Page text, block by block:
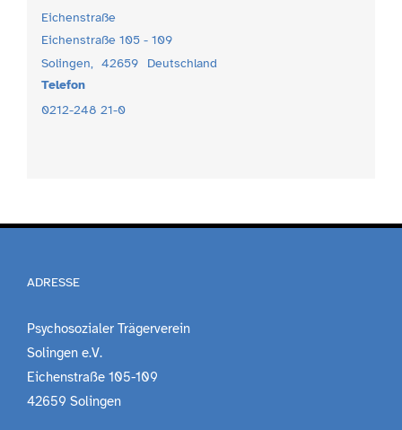
Eichenstraße
Eichenstraße 105 - 109
Solingen, 42659
Deutschland
Telefon
0212-248 21-0
ADRESSE
Psychosozialer Trägerverein
Solingen e.V.
Eichenstraße 105-109
42659 Solingen